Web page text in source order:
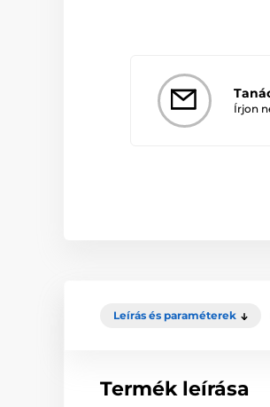
Írjon
Leírás és paraméterek
Termék leírása